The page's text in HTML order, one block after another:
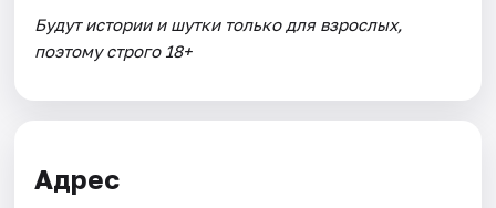
Будут истории и шутки только для взрослых,
поэтому строго 18+
Адрес